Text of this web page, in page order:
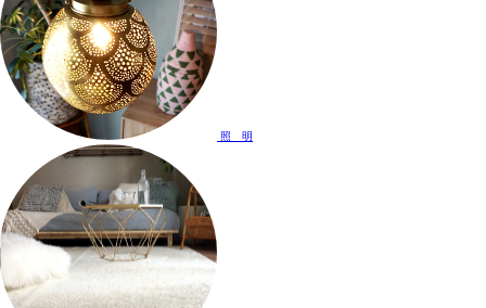
照 明